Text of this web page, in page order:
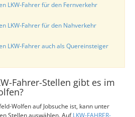
LKW-Fahrer für den Fernverkehr
LKW-Fahrer für den Nahverkehr
LKW-Fahrer auch als Quereinsteiger
Fahrer-Stellen gibt es im
Wolfen auf Jobsuche ist, kann unter
Stellen auswählen. AufLKW-FAHRER-